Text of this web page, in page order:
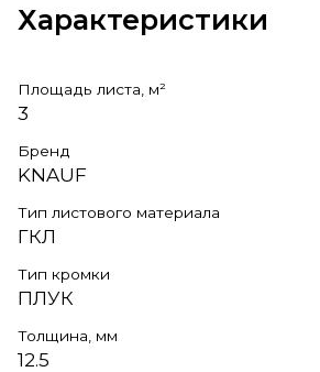
Характеристики
Площадь листа, м²
3
Бренд
KNAUF
Тип листового материала
ГКЛ
Тип кромки
ПЛУК
Толщина, мм
12.5